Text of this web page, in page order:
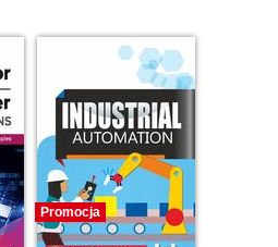
Promocja